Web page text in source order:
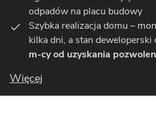
odpadów na placu budowy
Szybka realizacja domu –
kilka dni, a stan deweloperski
m-cy od uzyskania
Więcej